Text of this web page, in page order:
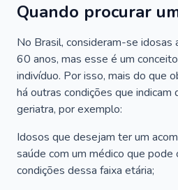
Quando procurar
No Brasil, consideram-se idosas
60 anos, mas esse é um
indivíduo. Por isso, mais do que
há outras condições que indicam
geriatra, por exemplo:
Idosos que desejam ter um
saúde com um médico que pode
condições dessa faixa etária;